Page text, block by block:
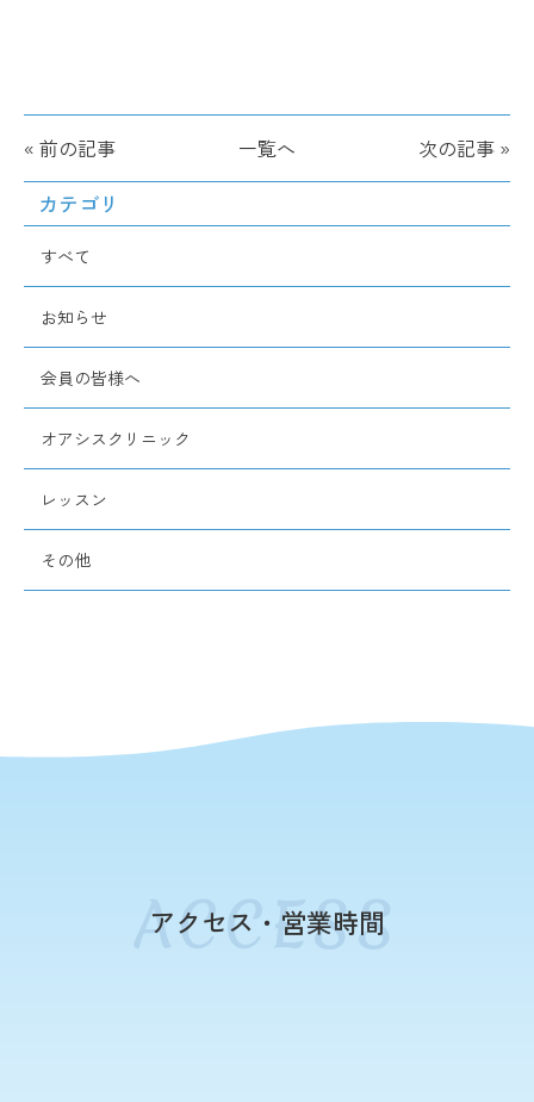
« 前の記事 一覧へ 次の記事 »
カテゴリ
すべて
お知らせ
会員の皆様へ
オアシスクリニック
レッスン
その他
アクセス・営業時間